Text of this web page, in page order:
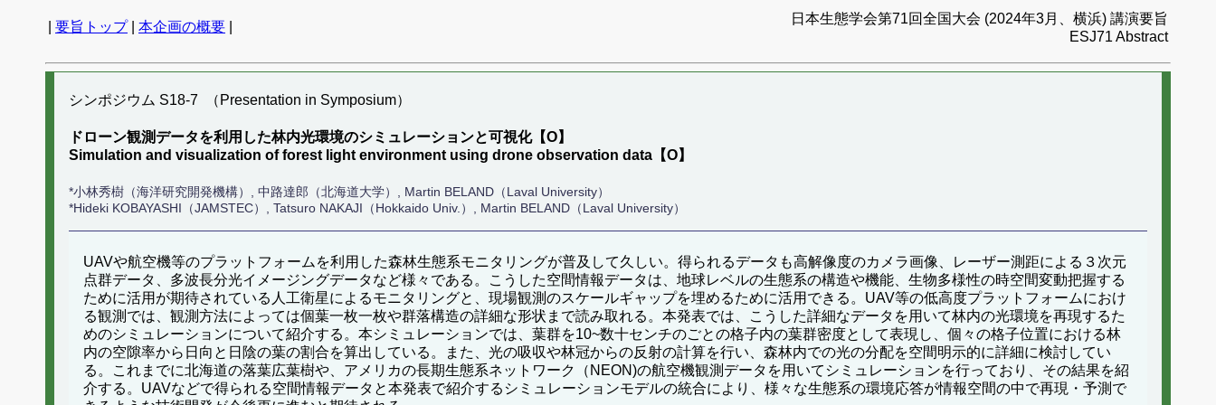
要旨トップ| 本企画の概要
日本生態学会第71回全国大会 (2024年3月、横浜) 講演要旨
ESJ71 Abstract
シンポジウム S18-7 （Presentation in Symposium）
ドローン観測データを利用した林内光環境のシミュレーションと可視化【O】
Simulation and visualization of forest light environment using drone observation data【O】
*小林秀樹（海洋研究開発機構）, 中路達郎（北海道大学）, Martin BELAND（Laval University）
*Hideki KOBAYASHI（JAMSTEC）, Tatsuro NAKAJI（Hokkaido Univ.）, Martin BELAND（Laval University）
UAVや航空機等のプラットフォームを利用した森林生態系モニタリングが普及して久しい。得られるデータも高解像度のカメラ画像、レーザー測距による３次元
点群データ、多波長分光イメージングデータなど様々である。こうした空間情報データは、地球レベルの生態系の構造や機能、生物多様性の時空間変動把握する
ために活用が期待されている人工衛星によるモニタリングと、現場観測のスケールギャップを埋めるために活用できる。UAV等の低高度プラットフォームにおけ
る観測では、観測方法によっては個葉一枚一枚や群落構造の詳細な形状まで読み取れる。本発表では、こうした詳細なデータを用いて林内の光環境を再現するた
めのシミュレーションについて紹介する。本シミュレーションでは、葉群を10~数十センチのごとの格子内の葉群密度として表現し、個々の格子位置における林
内の空隙率から日向と日陰の葉の割合を算出している。また、光の吸収や林冠からの反射の計算を行い、森林内での光の分配を空間明示的に詳細に検討してい
る。これまでに北海道の落葉広葉樹や、アメリカの長期生態系ネットワーク（NEON)の航空機観測データを用いてシミュレーションを行っており、その結果を紹
介する。UAVなどで得られる空間情報データと本発表で紹介するシミュレーションモデルの統合により、様々な生態系の環境応答が情報空間の中で再現・予測で